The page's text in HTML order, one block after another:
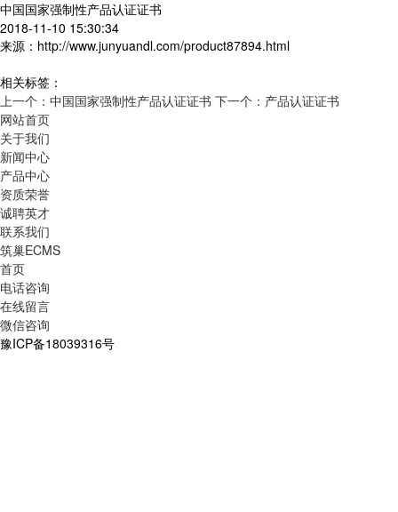
中国国家强制性产品认证证书
2018-11-10 15:30:34
来源：http://www.junyuandl.com/product87894.html
相关标签：
上一个：中国国家强制性产品认证证书 下一个：产品认证证书
网站首页
关于我们
新闻中心
产品中心
资质荣誉
诚聘英才
联系我们
筑巢ECMS
首页
电话咨询
在线留言
微信咨询
豫ICP备18039316号